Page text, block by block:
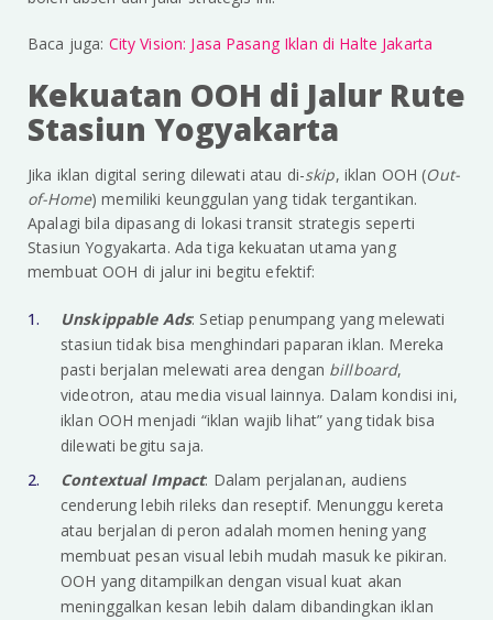
Baca juga: City Vision: Jasa Pasang Iklan di Halte Jakarta
Kekuatan OOH di Jalur Rute
Stasiun Yogyakarta
Jika iklan digital sering dilewati atau di-skip, iklan OOH (Out-
of-Home) memiliki keunggulan yang tidak tergantikan.
Apalagi bila dipasang di lokasi transit strategis seperti
Stasiun Yogyakarta. Ada tiga kekuatan utama yang
membuat OOH di jalur ini begitu efektif:
Unskippable Ads: Setiap penumpang yang melewati
stasiun tidak bisa menghindari paparan iklan. Mereka
pasti berjalan melewati area dengan billboard,
videotron, atau media visual lainnya. Dalam kondisi ini,
iklan OOH menjadi “iklan wajib lihat” yang tidak bisa
dilewati begitu saja.
Contextual Impact: Dalam perjalanan, audiens
cenderung lebih rileks dan reseptif. Menunggu kereta
atau berjalan di peron adalah momen hening yang
membuat pesan visual lebih mudah masuk ke pikiran.
OOH yang ditampilkan dengan visual kuat akan
meninggalkan kesan lebih dalam dibandingkan iklan